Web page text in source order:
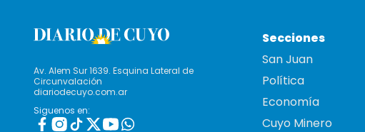
Av. Alem Sur 1639. Esquina Lateral de
Circunvalación
diariodecuyo.com.ar
Siguenos en:
Secciones
San Juan
Política
Economía
Cuyo Minero